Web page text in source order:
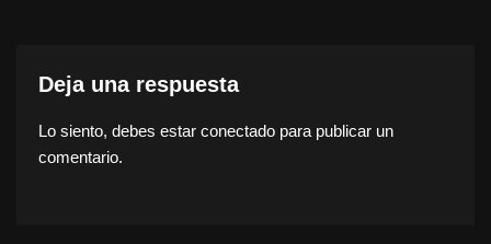
Deja una respuesta
Lo siento, debes estar conectado para publicar un
comentario.